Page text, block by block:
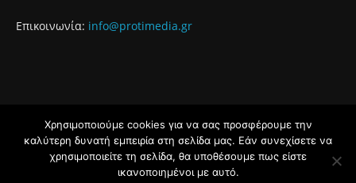
Επικοινωνία: info@protimedia.gr
© Developed by
Πολιτική Απορρήτου
Χρησιμοποιούμε cookies για να σας προσφέρουμε την
καλύτερη δυνατή εμπειρία στη σελίδα μας. Εάν συνεχίσετε να
χρησιμοποιείτε τη σελίδα, θα υποθέσουμε πως είστε
ικανοποιημένοι με αυτό.